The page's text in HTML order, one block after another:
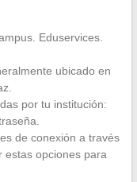
Eduservices.
ubicado en
por tu institución:
de conexión a través
estas opciones para